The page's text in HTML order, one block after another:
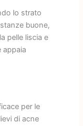
lo strato
buone,
pelle liscia e
appaia
per le
di acne